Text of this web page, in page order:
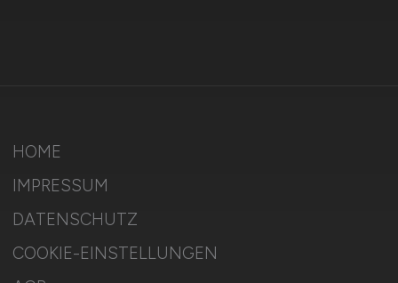
HOME
IMPRESSUM
DATENSCHUTZ
COOKIE-EINSTELLUNGEN